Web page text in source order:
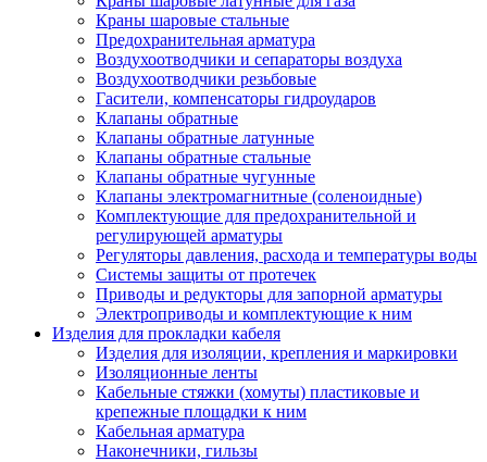
Краны шаровые стальные
Предохранительная арматура
Воздухоотводчики и сепараторы воздуха
Воздухоотводчики резьбовые
Гасители, компенсаторы гидроударов
Клапаны обратные
Клапаны обратные латунные
Клапаны обратные стальные
Клапаны обратные чугунные
Клапаны электромагнитные (соленоидные)
Комплектующие для предохранительной и
регулирующей арматуры
Регуляторы давления, расхода и температуры воды
Системы защиты от протечек
Приводы и редукторы для запорной арматуры
Электроприводы и комплектующие к ним
Изделия для прокладки кабеля
Изделия для изоляции, крепления и маркировки
Изоляционные ленты
Кабельные стяжки (хомуты) пластиковые и
крепежные площадки к ним
Кабельная арматура
Наконечники, гильзы